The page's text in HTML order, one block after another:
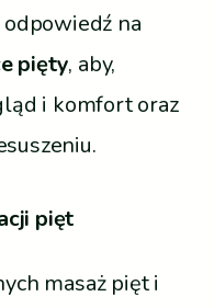
na
pięty, aby,
i komfort oraz
pięt
masaż pięt i